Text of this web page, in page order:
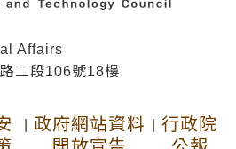
Affairs
二段106號18樓
政府網站資料
行政院